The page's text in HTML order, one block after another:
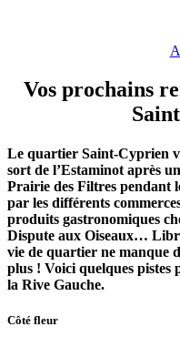
Vos prochains
Le quartier Saint-Cyprien
sort de l’Estaminot après
Prairie des Filtres pendant
par les différents
produits gastronomiques
Dispute aux Oiseaux…
vie de quartier ne manque
plus ! Voici quelques pistes
la Rive Gauche.
Côté fleur